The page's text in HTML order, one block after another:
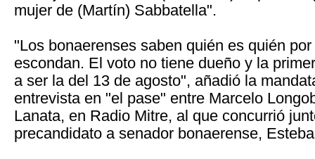
mujer de (Martín) Sabbatella".
"Los bonaerenses saben quién es quién
escondan. El voto no tiene dueño y la
a ser la del 13 de agosto", añadió la
entrevista en "el pase" entre Marcelo
Lanata, en Radio Mitre, al que concurrió
precandidato a senador bonaerense,